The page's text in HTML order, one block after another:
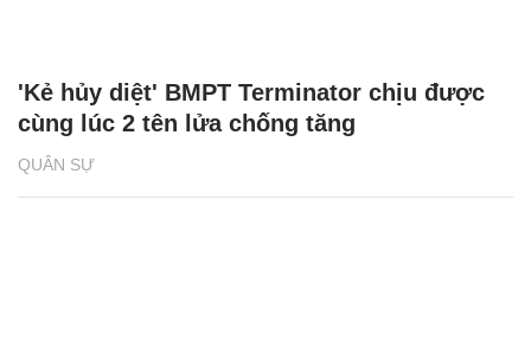
QUÂN SỰ
'Kẻ hủy diệt' BMPT Terminator chịu được
cùng lúc 2 tên lửa chống tăng